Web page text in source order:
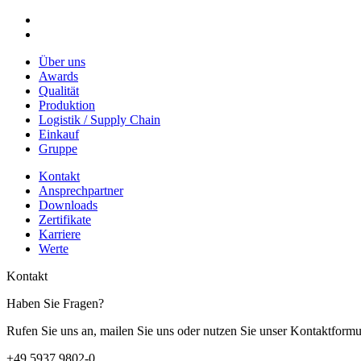
Über uns
Awards
Qualität
Produktion
Logistik / Supply Chain
Einkauf
Gruppe
Kontakt
Ansprechpartner
Downloads
Zertifikate
Karriere
Werte
Kontakt
Haben Sie Fragen?
Rufen Sie uns an, mailen Sie uns oder nutzen Sie unser
+49 5937 9802-0